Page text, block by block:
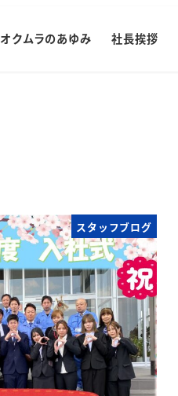
オクムラのあゆみ 社長挨拶
スタッフブログ